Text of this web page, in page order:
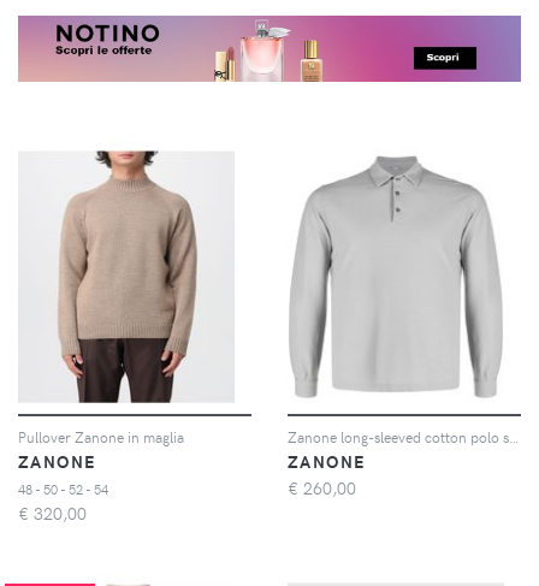
Pullover Zanone in maglia
ZANONE
48 - 50 - 52 - 54
€ 320,00
ZANONE
€ 260,00